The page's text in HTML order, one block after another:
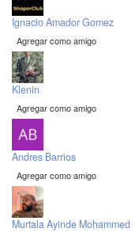
Ignacio Amador Gomez
Agregar como amigo
Klenin
Agregar como amigo
Andres Barrios
Agregar como amigo
Murtala Ayinde Mohammed